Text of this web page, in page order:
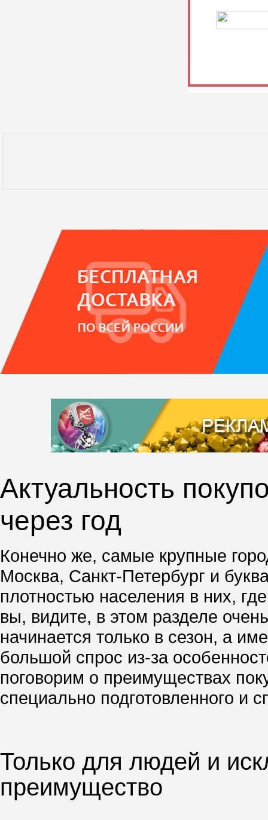
Актуальность
через год
Конечно же, самые крупные
Москва, Санкт-Петербург и
плотностью населения в них,
вы, видите, в этом разделе
начинается только в сезон, а
большой спрос из-за
поговорим о преимуществах
специально подготовленного и
Только для людей и
преимущество